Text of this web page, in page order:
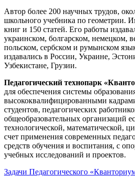
Автор более 200 научных трудов,
школьного учебника по геометрии.
книг и 150 статей. Его работы
украинском, болгарском, немецком,
польском, сербском и румынском
издавались в России, Украине,
Узбекистане, Грузии.
Педагогический технопарк
для обеспечения системы
высококвалифицированными
студентов, педагогических
общеобразовательных организаций
технологической, математической,
счет применения современных
средств обучения и воспитания, с
учебных исследований и проектов.
Задачи Педагогического